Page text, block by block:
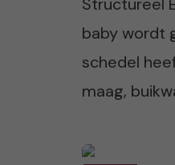
baby wordt
schedel
maag,